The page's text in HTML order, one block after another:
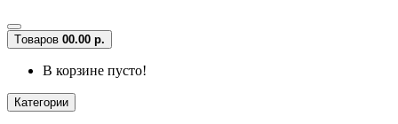
Tоваров 00.00 р.
В корзине пусто!
Категории